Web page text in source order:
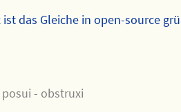
ist das Gleiche in open-source
- obstruxi